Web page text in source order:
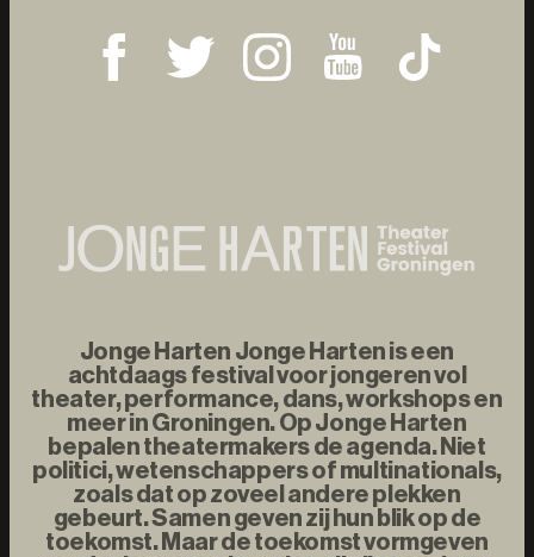
Jonge Harten Jonge Harten is een
achtdaags festival voor jongeren vol
theater, performance, dans, workshops en
meer in Groningen. Op Jonge Harten
bepalen theatermakers de agenda. Niet
politici, wetenschappers of multinationals,
zoals dat op zoveel andere plekken
gebeurt. Samen geven zij hun blik op de
toekomst. Maar de toekomst vormgeven